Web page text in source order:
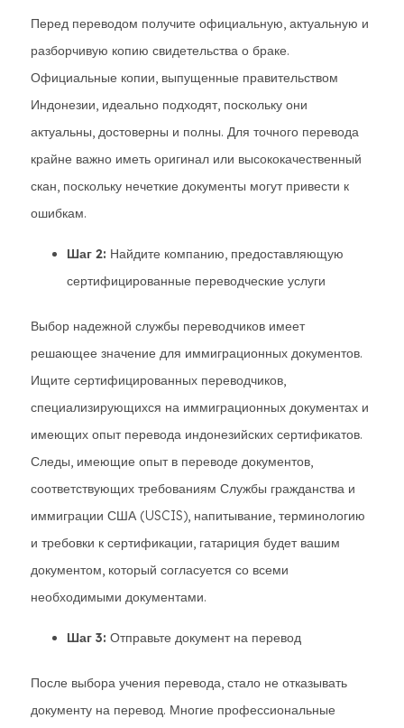
Перед переводом получите официальную, актуальную и
разборчивую копию свидетельства о браке.
Официальные копии, выпущенные правительством
Индонезии, идеально подходят, поскольку они
актуальны, достоверны и полны. Для точного перевода
крайне важно иметь оригинал или высококачественный
скан, поскольку нечеткие документы могут привести к
ошибкам.
Шаг 2: Найдите компанию, предоставляющую
сертифицированные переводческие услуги
Выбор надежной службы переводчиков имеет
решающее значение для иммиграционных документов.
Ищите сертифицированных переводчиков,
специализирующихся на иммиграционных документах и
имеющих опыт перевода индонезийских сертификатов.
Следы, имеющие опыт в переводе документов,
соответствующих требованиям Службы гражданства и
иммиграции США (USCIS), напитывание, терминологию
и требовки к сертификации, гатариция будет вашим
документом, который согласуется со всеми
необходимыми документами.
Шаг 3: Отправьте документ на перевод
После выбора учения перевода, стало не отказывать
документу на перевод. Многие профессиональные